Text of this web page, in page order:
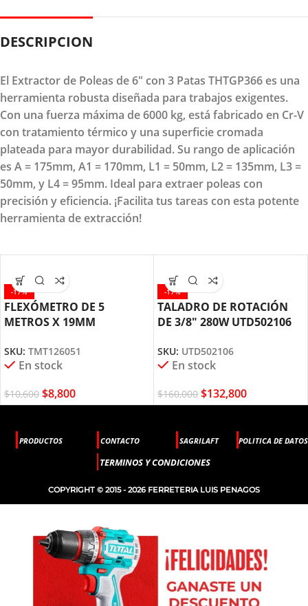
DESCRIPCION
El Extractor de Poleas de 6" con 3 Patas THTGP366 es una
herramienta robusta diseñada para trabajos exigentes.
Con una fuerza máxima de 6000 kg, está fabricado en Cr-V
con tratamiento térmico y una superficie cromada
plateada para mayor durabilidad. Su rango de aplicación
es A = 175mm, A1 = 170mm, L1 = 50mm, L2 = 135mm, L3 =
50mm, y L4 = 95mm. Ideal para extraer poleas con
precisión y eficiencia. ¡Facilita tus tareas con esta potente
herramienta de extracción!
-17%
FLEXÓMETRO DE 5
METROS X 19MM
SKU: TMT126051
En stock
$10,600 $8,800
-17%
TALADRO DE ROTACIÓN
DE 3/8″ 280W UTD502106
SKU: UTD502106
En stock
$160,000 $132,800
PRODUCTOS CONTACTO SAGRILAFT POLITICA DE DATOS
TERMINOS Y CONDICIONES
COPYRIGHT © 2015 - 2026 FERRETERIA LUIS PENAGOS